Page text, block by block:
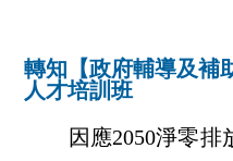
轉知【政府輔導及補
人才培訓班
因應2050淨零排